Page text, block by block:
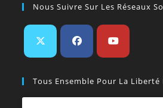
Nous Suivre Sur Les Réseaux
Tous Ensemble Pour La Liberté